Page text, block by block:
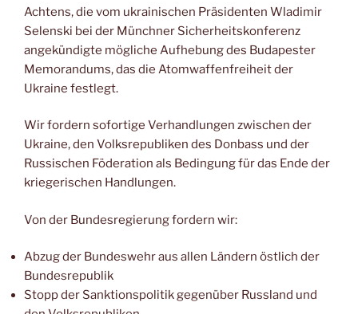
Achtens, die vom ukrainischen Präsidenten Wladimir
Selenski bei der Münchner Sicherheitskonferenz
angekündigte mögliche Aufhebung des Budapester
Memorandums, das die Atomwaffenfreiheit der
Ukraine festlegt.
Wir fordern sofortige Verhandlungen zwischen der
Ukraine, den Volksrepubliken des Donbass und der
Russischen Föderation als Bedingung für das Ende der
kriegerischen Handlungen.
Von der Bundesregierung fordern wir:
Abzug der Bundeswehr aus allen Ländern östlich der
Bundesrepublik
Stopp der Sanktionspolitik gegenüber Russland und